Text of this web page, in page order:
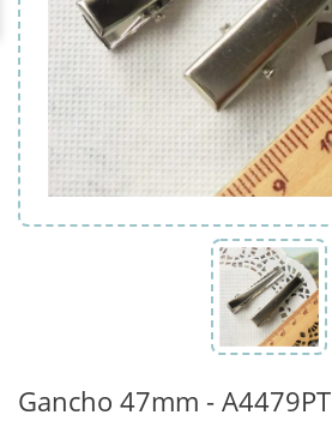
Gancho 47mm - A4479PT